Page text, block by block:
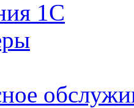
1С